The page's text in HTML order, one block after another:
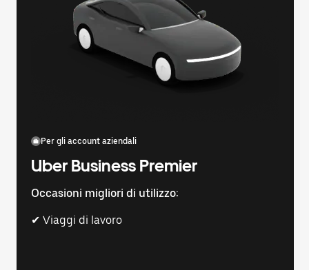
Per gli account aziendali
Uber Business Premier
Occasioni migliori di utilizzo:
✔ Viaggi di lavoro